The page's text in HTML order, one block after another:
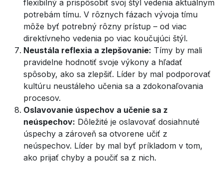
flexibilný a prispôsobiť svoj štýl vedenia aktuálnym
potrebám tímu. V rôznych fázach vývoja tímu
môže byť potrebný rôzny prístup – od viac
direktívneho vedenia po viac koučujúci štýl.
Neustála reflexia a zlepšovanie: Tímy by mali
pravidelne hodnotiť svoje výkony a hľadať
spôsoby, ako sa zlepšiť. Líder by mal podporovať
kultúru neustáleho učenia sa a zdokonaľovania
procesov.
Oslavovanie úspechov a učenie sa z
neúspechov: Dôležité je oslavovať dosiahnuté
úspechy a zároveň sa otvorene učiť z
neúspechov. Líder by mal byť príkladom v tom,
ako prijať chyby a poučiť sa z nich.